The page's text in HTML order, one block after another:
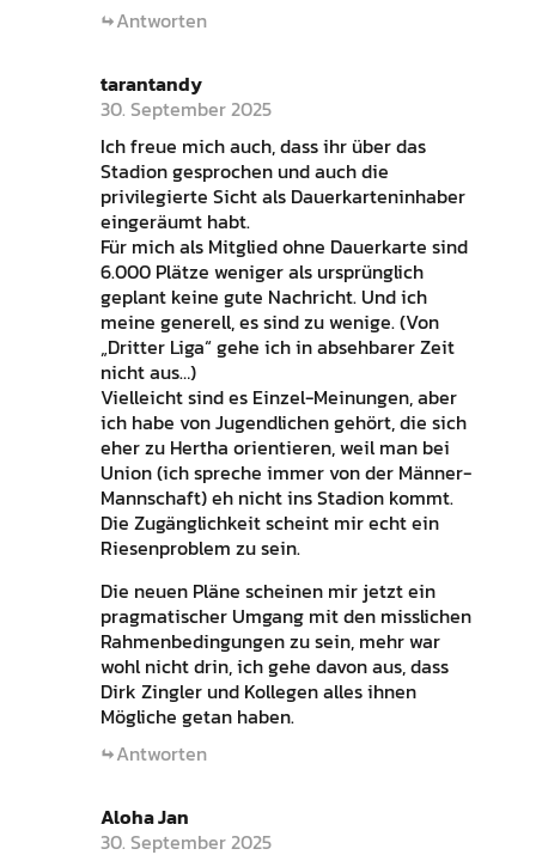
Antworten
tarantandy
30. September 2025
Ich freue mich auch, dass ihr über das
Stadion gesprochen und auch die
privilegierte Sicht als Dauerkarteninhaber
eingeräumt habt.
Für mich als Mitglied ohne Dauerkarte sind
6.000 Plätze weniger als ursprünglich
geplant keine gute Nachricht. Und ich
meine generell, es sind zu wenige. (Von
„Dritter Liga“ gehe ich in absehbarer Zeit
nicht aus…)
Vielleicht sind es Einzel-Meinungen, aber
ich habe von Jugendlichen gehört, die sich
eher zu Hertha orientieren, weil man bei
Union (ich spreche immer von der Männer-
Mannschaft) eh nicht ins Stadion kommt.
Die Zugänglichkeit scheint mir echt ein
Riesenproblem zu sein.
Die neuen Pläne scheinen mir jetzt ein
pragmatischer Umgang mit den misslichen
Rahmenbedingungen zu sein, mehr war
wohl nicht drin, ich gehe davon aus, dass
Dirk Zingler und Kollegen alles ihnen
Mögliche getan haben.
Antworten
Aloha Jan
30. September 2025